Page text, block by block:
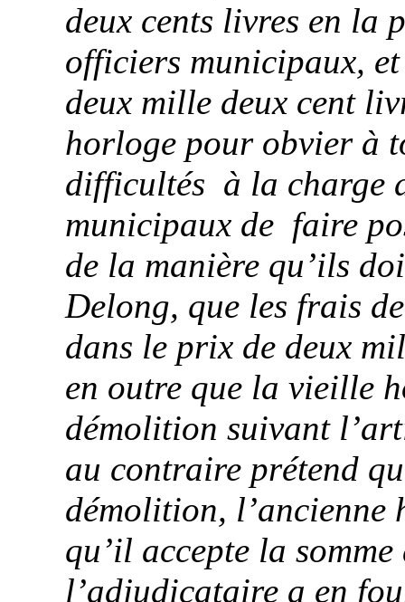
deux cents livres en la
officiers municipaux,
deux mille deux cent
horloge pour obvier à
difficultés à la charge
municipaux de faire
de la manière qu’ils
Delong, que les frais
dans le prix de deux
en outre que la vieille
démolition suivant
au contraire prétend
démolition,
qu’il accepte la
l’adjudicataire a en